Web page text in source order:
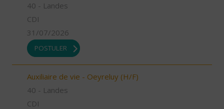
40 - Landes
CDI
31/07/2026
POSTULER
Auxiliaire de vie - Oeyreluy (H/F)
40 - Landes
CDI